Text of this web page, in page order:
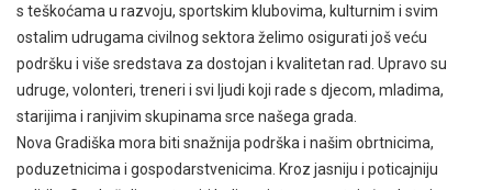
s teškoćama u razvoju, sportskim klubovima, kulturnim i svim
ostalim udrugama civilnog sektora želimo osigurati još veću
podršku i više sredstava za dostojan i kvalitetan rad. Upravo su
udruge, volonteri, treneri i svi ljudi koji rade s djecom, mladima,
starijima i ranjivim skupinama srce našega grada.
Nova Gradiška mora biti snažnija podrška i našim obrtnicima,
poduzetnicima i gospodarstvenicima. Kroz jasniju i poticajniju